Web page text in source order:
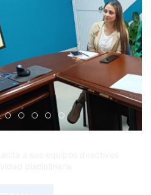
a los Afiliados en el Régimen
Salud ESE lidera gestión institucional
Salud E.S.E. capacita a sus equipos
Último día para inscripciones en
Viceministro garantiza
Mil pesos que salvan vidas:
Cápsula 18-26 - Reporte
Cápsula 17-26 -